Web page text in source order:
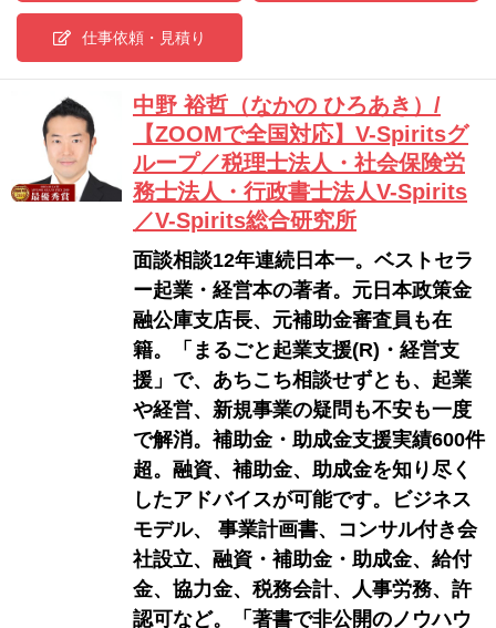
仕事依頼・見積り
中野 裕哲（なかの ひろあき）/
【ZOOMで全国対応】V-Spiritsグ
ループ／税理士法人・社会保険労
務士法人・行政書士法人V-Spirits
／V-Spirits総合研究所
面談相談12年連続日本一。ベストセラ
ー起業・経営本の著者。元日本政策金
融公庫支店長、元補助金審査員も在
籍。「まるごと起業支援(R)・経営支
援」で、あちこち相談せずとも、起業
や経営、新規事業の疑問も不安も一度
で解消。補助金・助成金支援実績600件
超。融資、補助金、助成金を知り尽く
したアドバイスが可能です。ビジネス
モデル、 事業計画書、コンサル付き会
社設立、融資・補助金・助成金、給付
金、協力金、税務会計、人事労務、許
認可など。「著書で非公開のノウハウ